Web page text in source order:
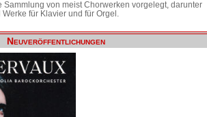
von meist Chorwerken vorgelegt, darunter
für Klavier und für Orgel.
Neuveröffentlichungen